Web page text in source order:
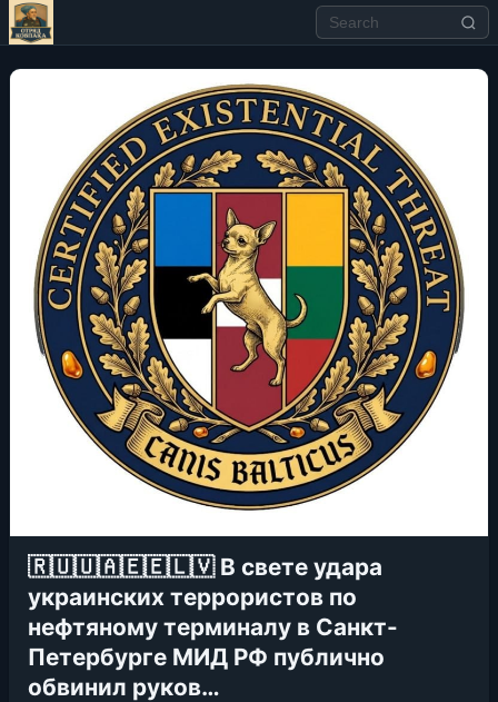
🇷🇺🇺🇦🇪🇪🇱🇻 В свете удара
украинских террористов по
нефтяному терминалу в Санкт-
Петербурге МИД РФ публично
обвинил руков…